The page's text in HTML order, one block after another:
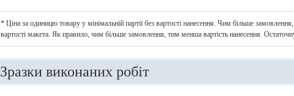
* Ціна за одиницю товару у мінімальній партії без вартості нанесення. Чим більше
вартості макета. Як правило, чим більше замовлення, тим менша вартість нанесення.
Зразки виконаних робіт